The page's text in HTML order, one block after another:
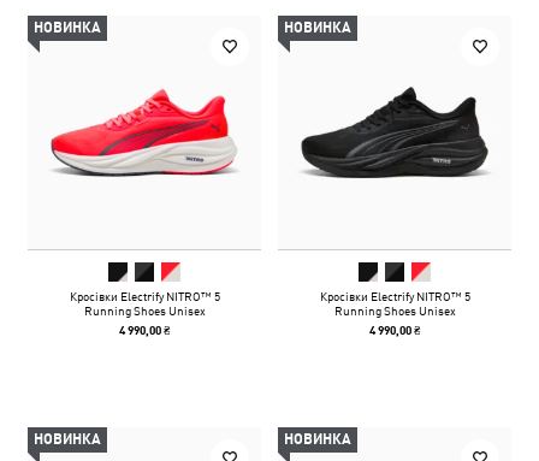
НОВИНКА
Кросівки Electrify NITRO™ 5
Running Shoes Unisex
4 990,00 ₴
НОВИНКА
Кросівки Electrify NITRO™ 5
Running Shoes Unisex
4 990,00 ₴
НОВИНКА НОВИНКА